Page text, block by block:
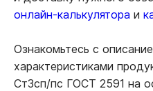
онлайн-калькулятора и
Ознакомьтесь с
характеристиками
Ст3сп/пс ГОСТ 2591 на